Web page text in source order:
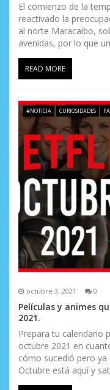
El comienzo de la
reactivado la
al norte Maracaibo,
avenidas, por lo que
READ MORE
#NOTICIA CURIOSIDADES
octubre 3, 2021 0
Películas y animes
2021.
Prepara tu calendario
octubre 2021 en
cómo sucedió pero
Octubre está aquí y